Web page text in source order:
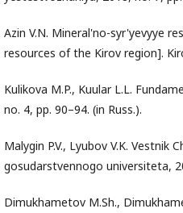
Azin V.N. Mineral'no-syr'yevyye
resources of the Kirov region].
Kulikova M.P., Kuular L.L.
no. 4, pp. 90–94. (in Russ.).
Malygin P.V., Lyubov V.K. Vestnik
gosudarstvennogo universiteta,
Dimukhametov M.Sh.,